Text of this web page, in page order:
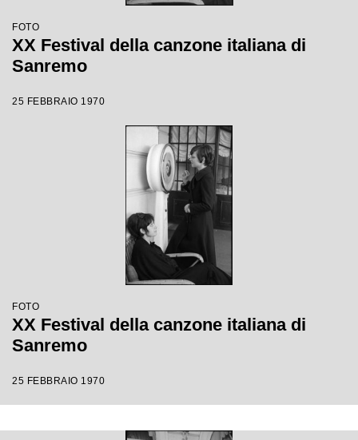
FOTO
XX Festival della canzone italiana di
Sanremo
25 FEBBRAIO 1970
FOTO
XX Festival della canzone italiana di
Sanremo
25 FEBBRAIO 1970